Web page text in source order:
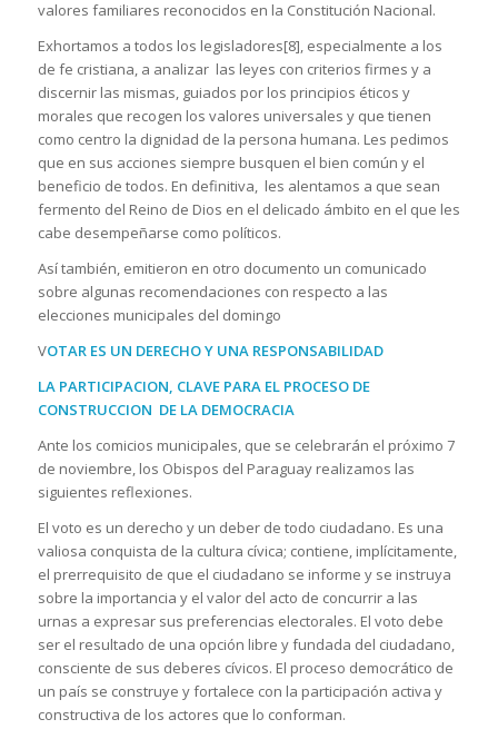
valores familiares reconocidos en la Constitución Nacional.
Exhortamos a todos los legisladores[8], especialmente a los
de fe cristiana, a analizar las leyes con criterios firmes y a
discernir las mismas, guiados por los principios éticos y
morales que recogen los valores universales y que tienen
como centro la dignidad de la persona humana. Les pedimos
que en sus acciones siempre busquen el bien común y el
beneficio de todos. En definitiva, les alentamos a que sean
fermento del Reino de Dios en el delicado ámbito en el que les
cabe desempeñarse como políticos.
Así también, emitieron en otro documento un comunicado
sobre algunas recomendaciones con respecto a las
elecciones municipales del domingo
VOTAR ES UN DERECHO Y UNA RESPONSABILIDAD
LA PARTICIPACION, CLAVE PARA EL PROCESO DE
CONSTRUCCION DE LA DEMOCRACIA
Ante los comicios municipales, que se celebrarán el próximo 7
de noviembre, los Obispos del Paraguay realizamos las
siguientes reflexiones.
El voto es un derecho y un deber de todo ciudadano. Es una
valiosa conquista de la cultura cívica; contiene, implícitamente,
el prerrequisito de que el ciudadano se informe y se instruya
sobre la importancia y el valor del acto de concurrir a las
urnas a expresar sus preferencias electorales. El voto debe
ser el resultado de una opción libre y fundada del ciudadano,
consciente de sus deberes cívicos. El proceso democrático de
un país se construye y fortalece con la participación activa y
constructiva de los actores que lo conforman.